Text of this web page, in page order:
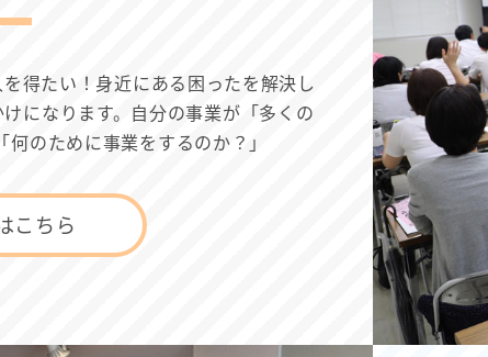
得たい！身近にある困ったを解決し
になります。自分の事業が「多くの
のために事業をするのか？」
こちら